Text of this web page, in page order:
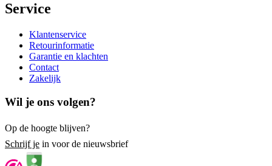
Service
Klantenservice
Retourinformatie
Garantie en klachten
Contact
Zakelijk
Wil je ons volgen?
Op de hoogte blijven?
Schrijf je in voor de nieuwsbrief